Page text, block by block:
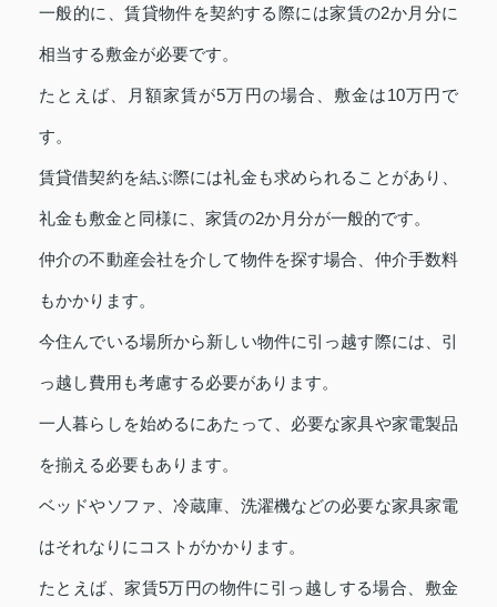
一般的に、賃貸物件を契約する際には家賃の2か月分に
相当する敷金が必要です。
たとえば、月額家賃が5万円の場合、敷金は10万円で
す。
賃貸借契約を結ぶ際には礼金も求められることがあり、
礼金も敷金と同様に、家賃の2か月分が一般的です。
仲介の不動産会社を介して物件を探す場合、仲介手数料
もかかります。
今住んでいる場所から新しい物件に引っ越す際には、引
っ越し費用も考慮する必要があります。
一人暮らしを始めるにあたって、必要な家具や家電製品
を揃える必要もあります。
ベッドやソファ、冷蔵庫、洗濯機などの必要な家具家電
はそれなりにコストがかかります。
たとえば、家賃5万円の物件に引っ越しする場合、敷金